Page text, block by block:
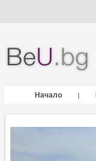
Начало |